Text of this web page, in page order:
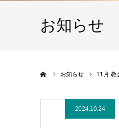
お知らせ
お知らせ 11月 教
2024.10.24